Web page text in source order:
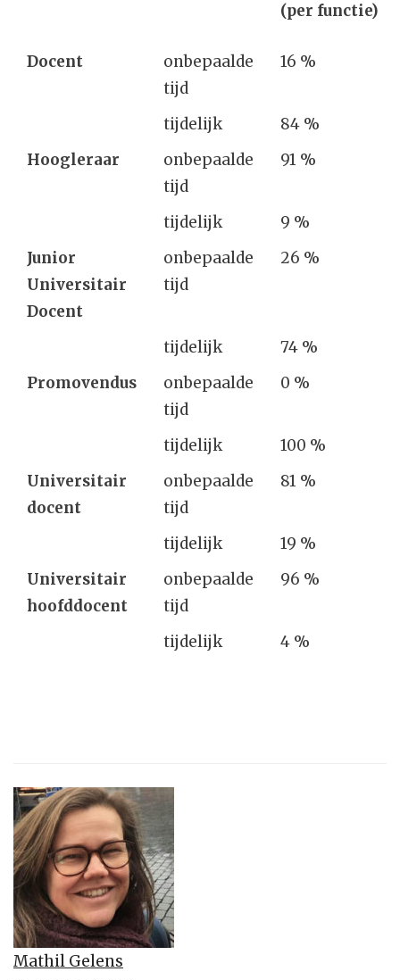
(per functie)
Docent
onbepaalde
tijd
16 %
tijdelijk
84 %
Hoogleraar
onbepaalde
tijd
91 %
tijdelijk
9 %
Junior
Universitair
Docent
onbepaalde
tijd
26 %
tijdelijk
74 %
Promovendus
onbepaalde
tijd
0 %
tijdelijk
100 %
Universitair
docent
onbepaalde
tijd
81 %
tijdelijk
19 %
Universitair
hoofddocent
onbepaalde
tijd
96 %
tijdelijk 4 %
Mathil Gelens